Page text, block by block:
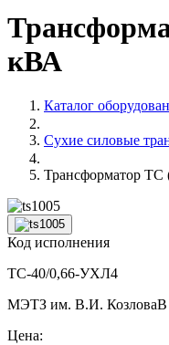
кВА
Каталог
Сухие силовые
Трансформатор
Код исполнения
ТС-40/0,66-УХЛ4
МЭТЗ им. В.И. КозловаВ
Цена: